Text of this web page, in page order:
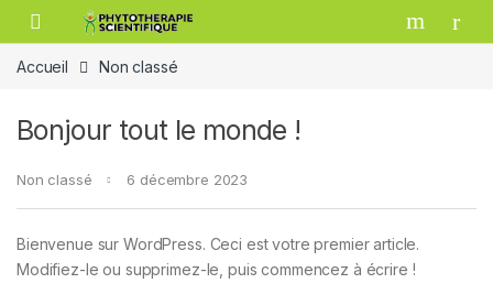
Passer à la navigation
Aller au contenu
Accueil Non classé
Bonjour tout le monde !
Non classé 6 décembre 2023
Bienvenue sur WordPress. Ceci est votre premier article.
Modifiez-le ou supprimez-le, puis commencez à écrire !